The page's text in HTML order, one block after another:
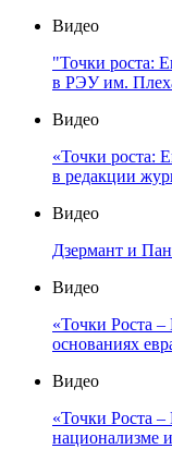
Видео
"Точки роста:
в РЭУ им.
Видео
«Точки роста:
в редакции
Видео
Дзермант и
Видео
«Точки Роста
основаниях
Видео
«Точки Роста
национализме